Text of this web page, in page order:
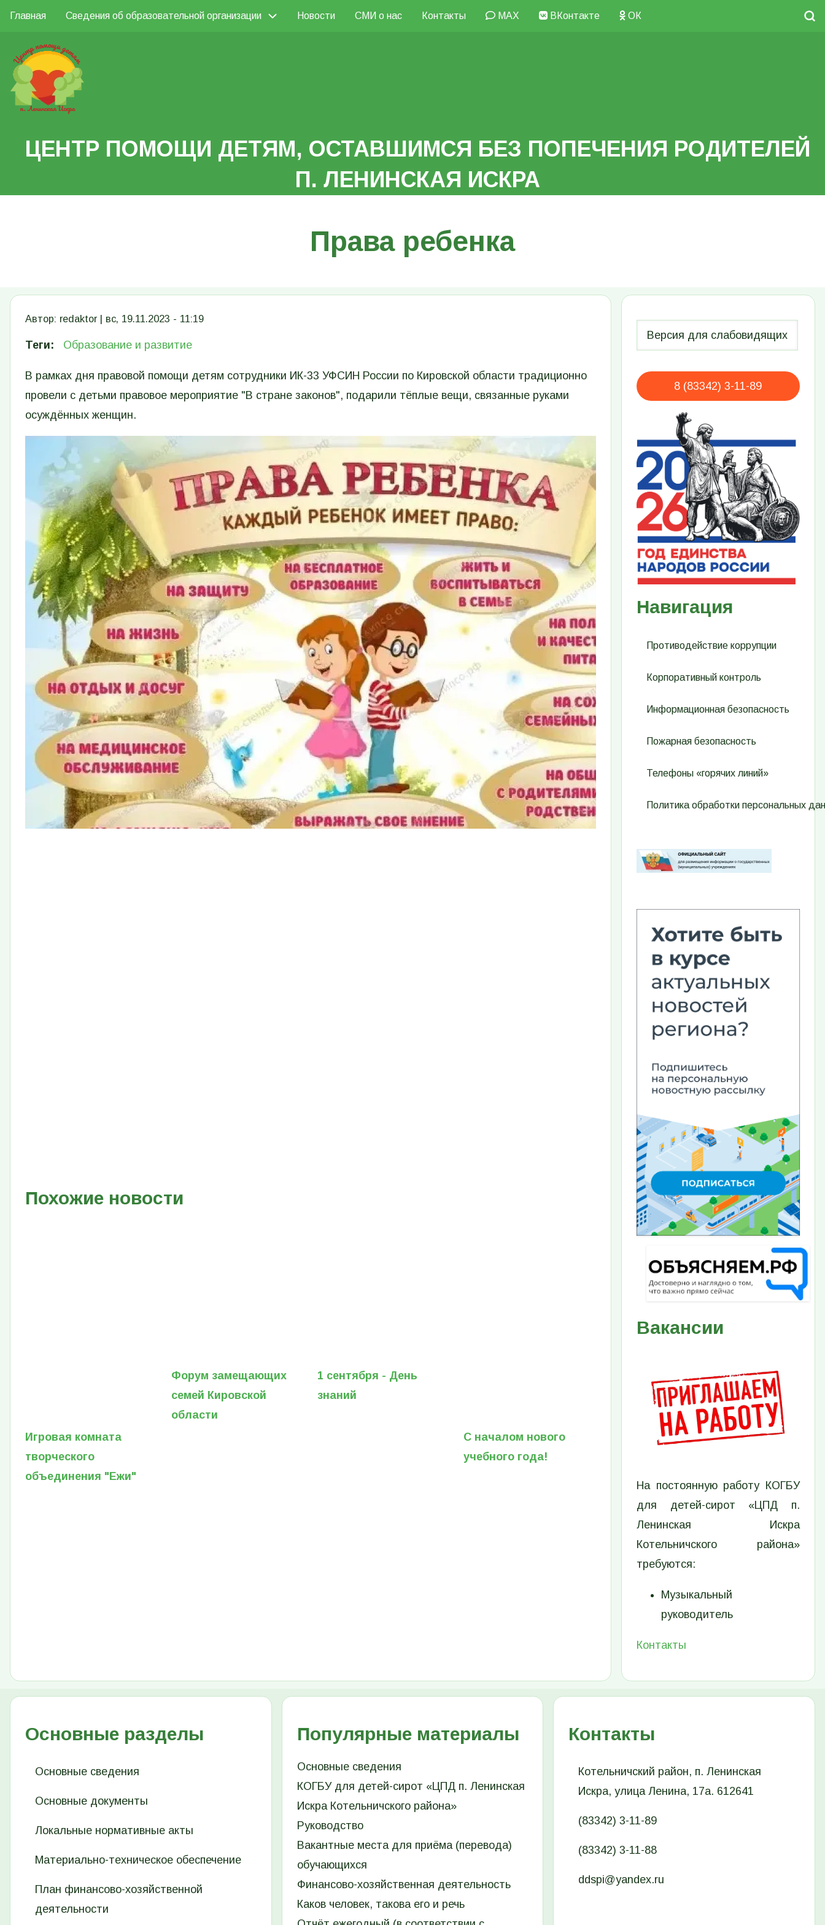
Перейти
основному
содержанию
Search
Основная
навигация
Главная Сведения об образовательной организации Новости СМИ о нас Контакты MAX ВКонтакте ОК
ЦЕНТР ПОМОЩИ ДЕТЯМ, ОСТАВШИМСЯ БЕЗ ПОПЕЧЕНИЯ РОДИТЕЛЕЙ
П. ЛЕНИНСКАЯ ИСКРА
Права ребенка
Автор: redaktor вс, 19.11.2023 - 11:19
Теги Образование и развитие
В рамках дня правовой помощи детям сотрудники ИК-33 УФСИН России по Кировской области традиционно
провели с детьми правовое мероприятие "В стране законов", подарили тёплые вещи, связанные руками
осуждённых женщин.
Похожие новости
Игровая комната
творческого
объединения "Ежи"
Форум замещающих
семей Кировской
области
1 сентября - День
знаний
С началом нового
учебного года!
8 (83342) 3-11-89
Навигация
Противодействие коррупции
Корпоративный контроль
Информационная безопасность
Пожарная безопасность
Телефоны «горячих линий»
Политика обработки персональных
Изображение
Вакансии
На постоянную работу КОГБУ
для детей-сирот «ЦПД п.
Ленинская Искра
Котельничского района»
требуются:
Музыкальный
руководитель
Контакты
Основные разделы
Основные сведения
Основные документы
Локальные нормативные акты
Материально-техническое обеспечение
План финансово-хозяйственной
деятельности
Популярные материалы
Основные сведения
КОГБУ для детей-сирот «ЦПД п. Ленинская
Искра Котельничского района»
Руководство
Вакантные места для приёма (перевода)
обучающихся
Финансово-хозяйственная деятельность
Каков человек, такова его и речь
Контакты
Котельничский район, п. Ленинская
Искра, улица Ленина, 17а. 612641
(83342) 3-11-89
(83342) 3-11-88
ddspi@yandex.ru